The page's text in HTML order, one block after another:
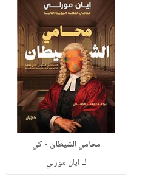
محامي الشيطان - كي
لـ ايان مورلي